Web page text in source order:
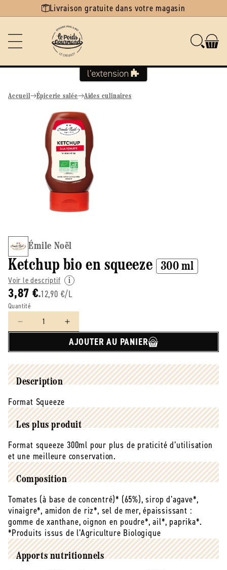
Ignorer et
passer au Livraison gratuite dans votre magasin
Accueil Épicerie salée Aides culinaires
informations
Émile Noël
Ketchup bio en squeeze 300 ml
Voir le descriptif
3,87 € 12,90 €/L
Quantité
Réduire
émile
Noël
-
Ketchup
bio
squeeze
-
300
ml
Augmenter
la
quantité
émile
Noël
Ketchup
bio
squeeze
-
300
ml
AJOUTER AU PANIER
Description
Format Squeeze
Les plus produit
Format squeeze 300ml pour plus de praticité d’utilisation
et une meilleure conservation.
Composition
Tomates (à base de concentré)* (65%), sirop d’agave*,
vinaigre*, amidon de riz*, sel de mer, épaississant :
gomme de xanthane, oignon en poudre*, ail*, paprika*.
*Produits issus de l’Agriculture Biologique
Apports nutritionnels